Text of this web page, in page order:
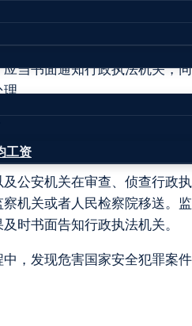
工资
嫌犯罪案件，应当以书面形
。对受理的案件，公安机关
当书面通知行政执法机关，
理。
、人民法院对作出无罪判决
公安机关在审查、侦查行政
机关或者人民检察院移送。
时书面告知行政执法机关。
，发现危害国家安全犯罪案